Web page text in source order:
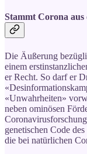
Stammt Corona
Die Äußerung
einem
er Recht. So darf er
«Unwahrheiten»
neben ominösen
genetischen Code
die bei natürlichen